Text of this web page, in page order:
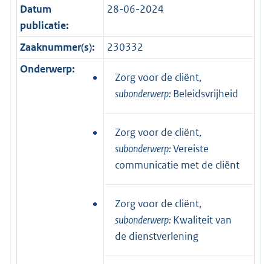
Datum
publicatie:
28-06-2024
Zaaknummer(s):
230332
Onderwerp:
Zorg voor de cliënt,
subonderwerp: Beleidsvrijheid
Zorg voor de cliënt,
subonderwerp:Vereiste
communicatie met de cliënt
Zorg voor de cliënt,
subonderwerp: Kwaliteit van
de dienstverlening